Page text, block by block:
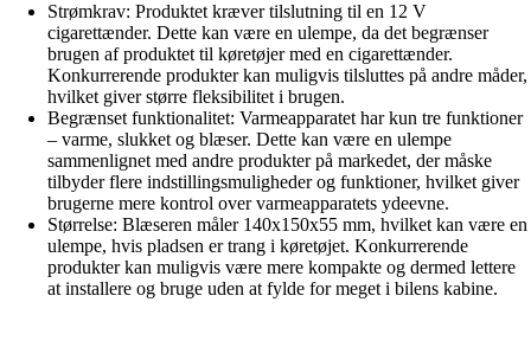
Strømkrav: Produktet kræver tilslutning til en 12 V
cigarettænder. Dette kan være en ulempe, da det begrænser
brugen af produktet til køretøjer med en cigarettænder.
Konkurrerende produkter kan muligvis tilsluttes på andre måder,
hvilket giver større fleksibilitet i brugen.
Begrænset funktionalitet: Varmeapparatet har kun tre funktioner
– varme, slukket og blæser. Dette kan være en ulempe
sammenlignet med andre produkter på markedet, der måske
tilbyder flere indstillingsmuligheder og funktioner, hvilket giver
brugerne mere kontrol over varmeapparatets ydeevne.
Størrelse: Blæseren måler 140x150x55 mm, hvilket kan være en
ulempe, hvis pladsen er trang i køretøjet. Konkurrerende
produkter kan muligvis være mere kompakte og dermed lettere
at installere og bruge uden at fylde for meget i bilens kabine.